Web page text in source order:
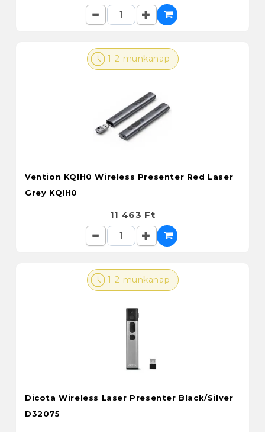
1-2 munkanap
Vention KQIH0 Wireless Presenter Red Laser
Grey KQIH0
11 463 Ft
1-2 munkanap
Dicota Wireless Laser Presenter Black/Silver
D32075